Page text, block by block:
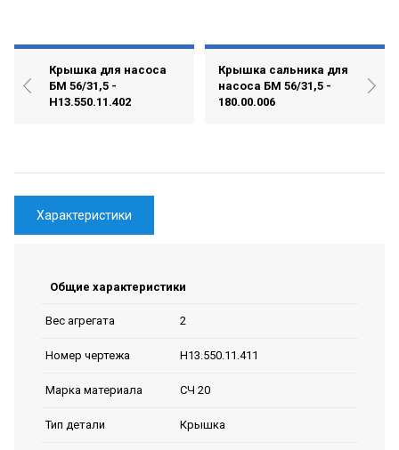
Крышка для насоса
БМ 56/31,5 -
Н13.550.11.402
Крышка сальника для
насоса БМ 56/31,5 -
180.00.006
Характеристики
Общие характеристики
Вес агрегата 2
Номер чертежа Н13.550.11.411
Марка материала СЧ 20
Тип детали Крышка